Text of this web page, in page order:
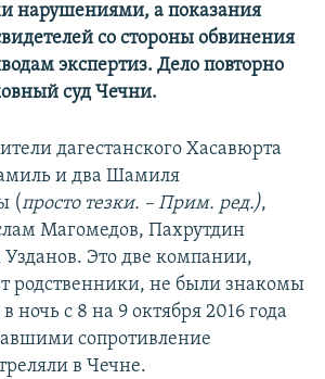
нарушениями, а показания
со стороны обвинения
экспертиз. Дело повторно
суд Чечни.
дагестанского Хасавюрта
и два Шамиля
(просто тезки. – Прим. ред.),
Магомедов, Пахрутдин
Это две компании,
родственники, не были знакомы
ночь с 8 на 9 октября 2016 года
сопротивление
в Чечне.